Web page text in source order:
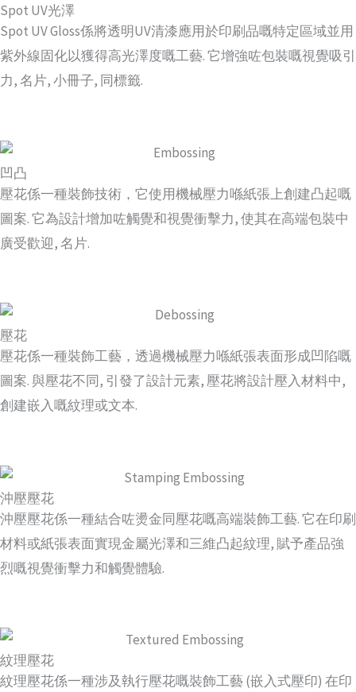
Spot UV光澤
Spot UV Gloss係將透明UV清漆應用於印刷品嘅特定區域並用
紫外線固化以獲得高光澤度嘅工藝. 它增強咗包裝嘅視覺吸引
力, 名片, 小冊子, 同標籤.
凹凸
壓花係一種裝飾技術，它使用機械壓力喺紙張上創建凸起嘅
圖案. 它為設計增加咗觸覺和視覺衝擊力, 使其在高端包裝中
廣受歡迎, 名片.
壓花
壓花係一種裝飾工藝，透過機械壓力喺紙張表面形成凹陷嘅
圖案. 與壓花不同, 引發了設計元素, 壓花將設計壓入材料中,
創建嵌入嘅紋理或文本.
沖壓壓花
沖壓壓花係一種結合咗燙金同壓花嘅高端裝飾工藝. 它在印刷
材料或紙張表面實現金屬光澤和三維凸起紋理, 賦予產品強
烈嘅視覺衝擊力和觸覺體驗.
紋理壓花
紋理壓花係一種涉及執行壓花嘅裝飾工藝 (嵌入式壓印) 在印